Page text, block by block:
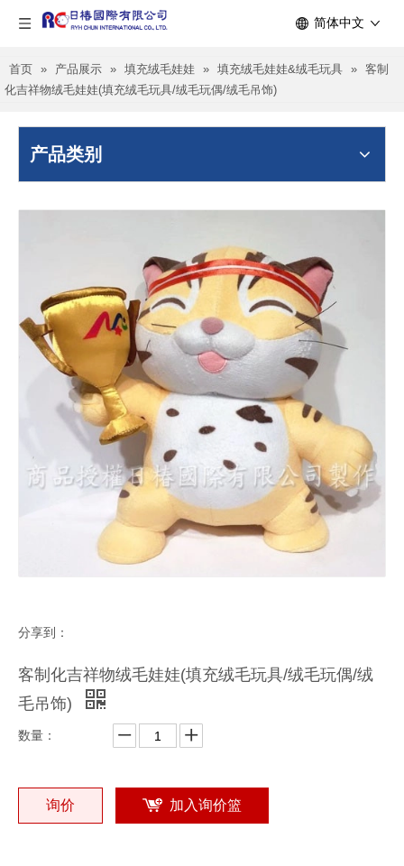
简体中文
首页 » 产品展示 » 填充绒毛娃娃 » 填充绒毛娃娃&绒毛玩具 » 客制
化吉祥物绒毛娃娃(填充绒毛玩具/绒毛玩偶/绒毛吊饰)
产品类别
分享到：
客制化吉祥物绒毛娃娃(填充绒毛玩具/绒毛玩偶/绒
毛吊饰)
数量：
询价 加入询价篮